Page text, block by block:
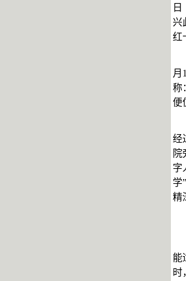
兴
红
月
称
便
经
院
字
学
精
能
时